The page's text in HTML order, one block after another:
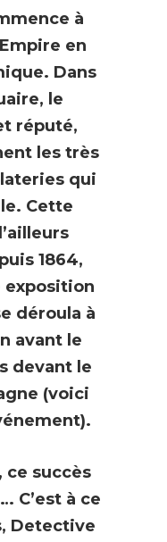
à
en
Dans
le
réputé,
les très
qui
Cette
1864,
exposition
déroula à
avant le
devant le
(voici
ce succès
C’est à ce
Detective